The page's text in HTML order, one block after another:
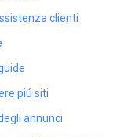
clienti
piú siti
annunci